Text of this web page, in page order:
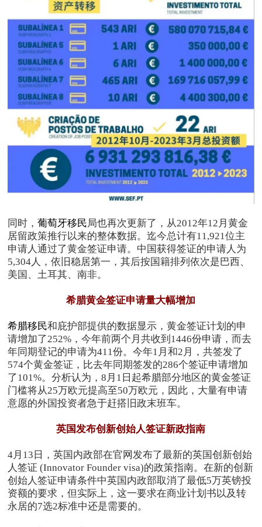
同时，葡萄牙移民局也再次更新了，从2012年12月黄金
居留政策推行以来的整体数据。迄今总计有11,921位主
申请人通过了黄金签证申请。中国获得签证的申请人为
5,304人，依旧稳居第一，其后按国籍排列依次是巴西、
美国、土耳其、南非。
希腊黄金签证申请量大幅增加
希腊移民和庇护部提供的数据显示，黄金签证计划的申
请增加了252%，今年前两个月共收到1446份申请，而去
年同期登记的申请为411份。今年1月和2月，共签发了
574个黄金签证，比去年同期签发的286个签证申请增加
了101%。分析认为，8月1日起希腊部分地区的黄金签证
门槛将从25万欧元提高至50万欧元，因此，大量有申请
意愿的外国投资者急于赶搭旧政末班车。
英国发布创新创始人签证新政指南
4月13日，英国内政部在官网发布了最新的英国创新创始
人签证 (Innovator Founder visa)的政策指南。在新的创新
创始人签证申请条件中英国内政部取消了最低5万英镑投
资额的要求，但实际上，这一要求在商业计划书以及转
永居的7选2标准中还是需要的。